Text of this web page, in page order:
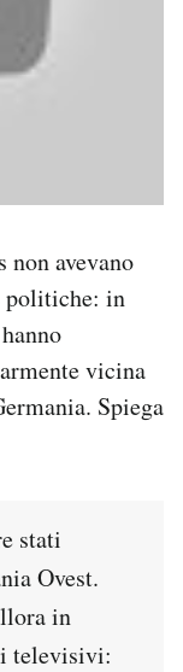
avevano
politiche: in
vicina
Spiega
stati
Ovest.
in
televisivi: